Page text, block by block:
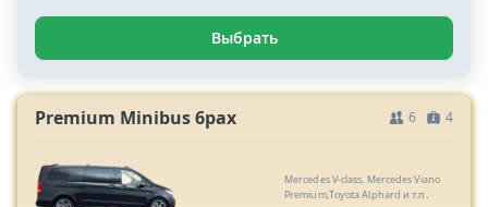
Выбрать
Premium Minibus 6pax 6 4
Mercedes V-class, Mercedes Viano
Premium,Toyota Alphard и т.п.